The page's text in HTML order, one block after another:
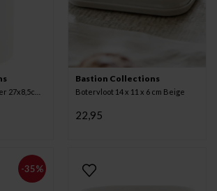
27x8,5cm
Bastion Collections
Botervloot 14 x 11 x 6 cm Beige
22,95
-35%